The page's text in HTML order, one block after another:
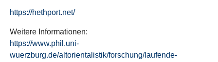
https://hethport.net/
Weitere Informationen:
https://www.phil.uni-
wuerzburg.de/altorientalistik/forschung/laufende-